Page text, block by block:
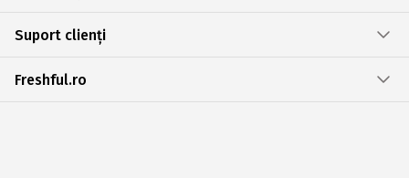
Suport clienți
Freshful.ro